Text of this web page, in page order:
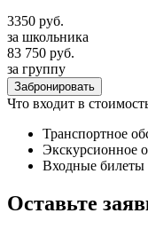
3350 руб.
за школьника
83 750 руб.
за группу
Забронировать
Что входит в
Транспортное
Экскурсионное
Входные билеты
Оставьте